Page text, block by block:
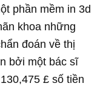
phần mềm in 3d
khoa những
đoán về thị
bởi một bác sĩ
£ số tiền